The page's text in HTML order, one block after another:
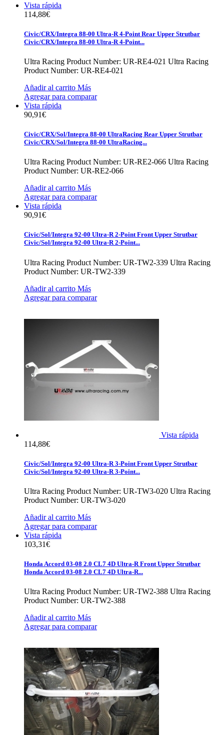
Vista rápida
114,88€
Civic/CRX/Integra 88-00 Ultra-R 4-Point Rear Upper Strutbar
Civic/CRX/Integra 88-00 Ultra-R 4-Point...
Ultra Racing Product Number: UR-RE4-021 Ultra Racing
Product Number: UR-RE4-021
Añadir al carrito Más
Agregar para comparar
Vista rápida
90,91€
Civic/CRX/Sol/Integra 88-00 UltraRacing Rear Upper Strutbar
Civic/CRX/Sol/Integra 88-00 UltraRacing...
Ultra Racing Product Number: UR-RE2-066 Ultra Racing
Product Number: UR-RE2-066
Añadir al carrito Más
Agregar para comparar
Vista rápida
90,91€
Civic/Sol/Integra 92-00 Ultra-R 2-Point Front Upper Strutbar
Civic/Sol/Integra 92-00 Ultra-R 2-Point...
Ultra Racing Product Number: UR-TW2-339 Ultra Racing
Product Number: UR-TW2-339
Añadir al carrito Más
Agregar para comparar
Vista rápida
114,88€
Civic/Sol/Integra 92-00 Ultra-R 3-Point Front Upper Strutbar
Civic/Sol/Integra 92-00 Ultra-R 3-Point...
Ultra Racing Product Number: UR-TW3-020 Ultra Racing
Product Number: UR-TW3-020
Añadir al carrito Más
Agregar para comparar
Vista rápida
103,31€
Honda Accord 03-08 2.0 CL7 4D Ultra-R Front Upper Strutbar
Honda Accord 03-08 2.0 CL7 4D Ultra-R...
Ultra Racing Product Number: UR-TW2-388 Ultra Racing
Product Number: UR-TW2-388
Añadir al carrito Más
Agregar para comparar